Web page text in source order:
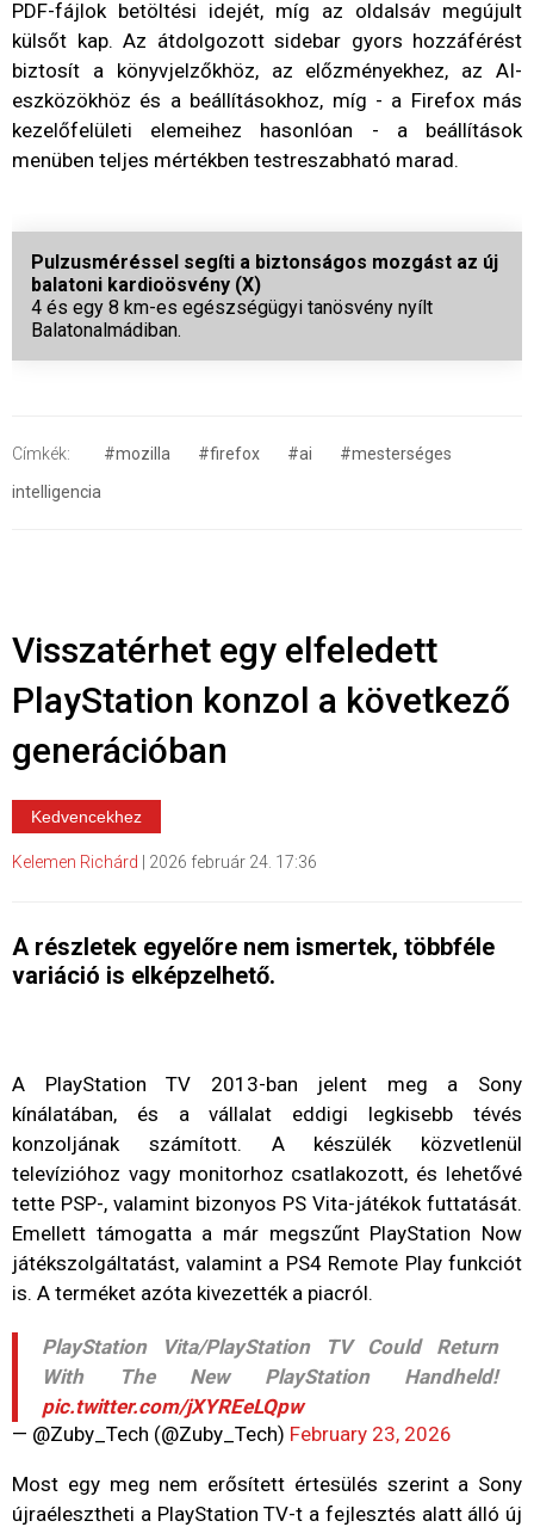
PDF-fájlok betöltési idejét, míg az oldalsáv megújult
külsőt kap. Az átdolgozott sidebar gyors hozzáférést
biztosít a könyvjelzőkhöz, az előzményekhez, az AI-
eszközökhöz és a beállításokhoz, míg - a Firefox más
kezelőfelületi elemeihez hasonlóan - a beállítások
menüben teljes mértékben testreszabható marad.
Pulzusméréssel segíti a biztonságos mozgást az új
balatoni kardioösvény (X)
4 és egy 8 km-es egészségügyi tanösvény nyílt
Balatonalmádiban.
Címkék: #mozilla #firefox #ai
#mesterséges
intelligencia
Visszatérhet egy elfeledett
PlayStation konzol a következő
generációban
Kedvencekhez
Kelemen Richárd 2026 február 24. 17:36
A részletek egyelőre nem ismertek, többféle
variáció is elképzelhető.
A PlayStation TV 2013-ban jelent meg a Sony
kínálatában, és a vállalat eddigi legkisebb tévés
konzoljának számított. A készülék közvetlenül
televízióhoz vagy monitorhoz csatlakozott, és lehetővé
tette PSP-, valamint bizonyos PS Vita-játékok futtatását.
Emellett támogatta a már megszűnt PlayStation Now
játékszolgáltatást, valamint a PS4 Remote Play funkciót
is. A terméket azóta kivezették a piacról.
PlayStation Vita/PlayStation TV Could Return
With The New PlayStation Handheld!
pic.twitter.com/jXYREeLQpw
— @Zuby_Tech (@Zuby_Tech) February 23, 2026
Most egy meg nem erősített értesülés szerint a Sony
újraélesztheti a PlayStation TV-t a fejlesztés alatt álló új